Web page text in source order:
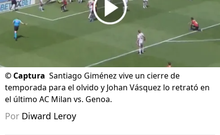
© Captura Santiago Giménez vive un cierre de
temporada para el olvido y Johan Vásquez lo retrató en
el último AC Milan vs. Genoa.
Por Diward Leroy